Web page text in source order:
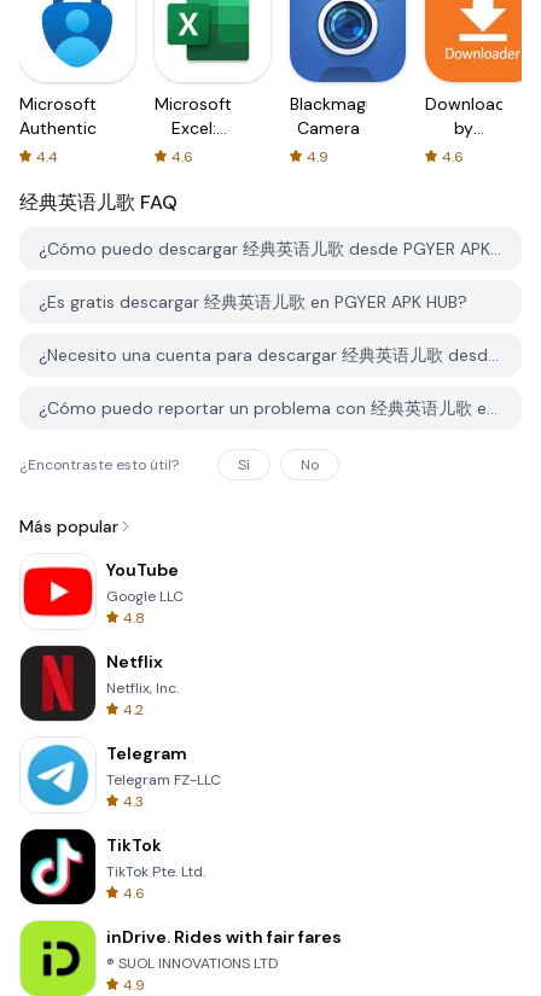
Microsoft
Authenticator
4.4
Microsoft
Excel:
Spreadsheets
4.6
Blackmagic
Camera
4.9
Downloader
by
AFTVnews
4.6
经典英语儿歌 FAQ
¿Cómo puedo descargar 经典英语儿歌 desde PGYER APK HUB?
¿Es gratis descargar 经典英语儿歌 en PGYER APK HUB?
¿Necesito una cuenta para descargar 经典英语儿歌 desde PGYER APK HUB?
¿Cómo puedo reportar un problema con 经典英语儿歌 en PGYER APK HUB?
¿Encontraste esto útil? Sí No
Más popular
YouTube
Google LLC
4.8
Netflix
Netflix, Inc.
4.2
Telegram
Telegram FZ-LLC
4.3
TikTok
TikTok Pte. Ltd.
4.6
inDrive. Rides with fair fares
® SUOL INNOVATIONS LTD
4.9